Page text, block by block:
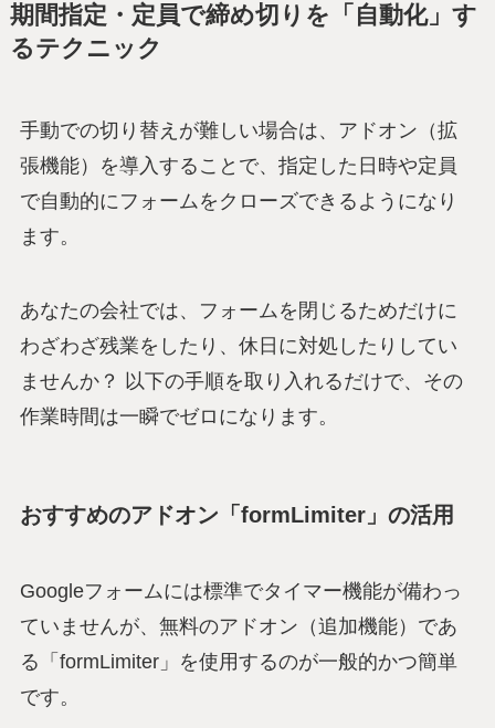
期間指定・定員で締め切りを「自動化」す
るテクニック
手動での切り替えが難しい場合は、アドオン（拡
張機能）を導入することで、指定した日時や定員
で自動的にフォームをクローズできるようになり
ます。
あなたの会社では、フォームを閉じるためだけに
わざわざ残業をしたり、休日に対処したりしてい
ませんか？ 以下の手順を取り入れるだけで、その
作業時間は一瞬でゼロになります。
おすすめのアドオン「formLimiter」の活用
Googleフォームには標準でタイマー機能が備わっ
ていませんが、無料のアドオン（追加機能）であ
る「formLimiter」を使用するのが一般的かつ簡単
です。